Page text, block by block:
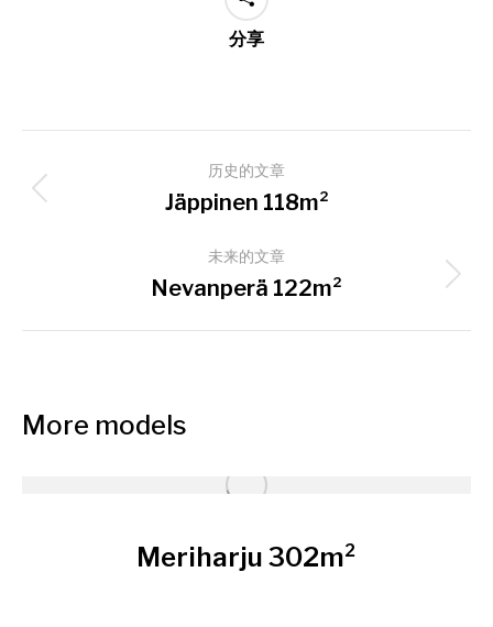
分享
目
历史的文章
上
个
项
Jäppinen 118m²
未来的文章
下
Nevanperä 122m²
More models
Meriharju 302m²